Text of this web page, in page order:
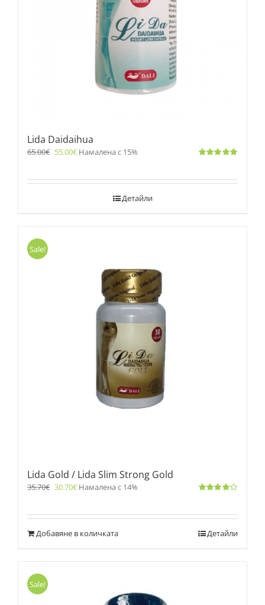
Lida Daidaihua
65.00€ 55.00€ Намалена с 15%
Детайли
Sale!
Lida Gold / Lida Slim Strong Gold
35.70€ 30.70€ Намалена с 14%
Добавяне в количката Детайли
Sale!